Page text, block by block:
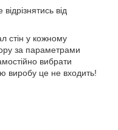
від
стін у кожному
за параметрами
вибрати
виробу це не входить!